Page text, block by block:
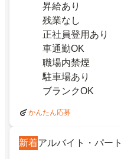
昇給あり
残業なし
正社員登用あり
車通勤OK
職場内禁煙
駐車場あり
ブランクOK
かんたん応募
新着アルバイト・パート